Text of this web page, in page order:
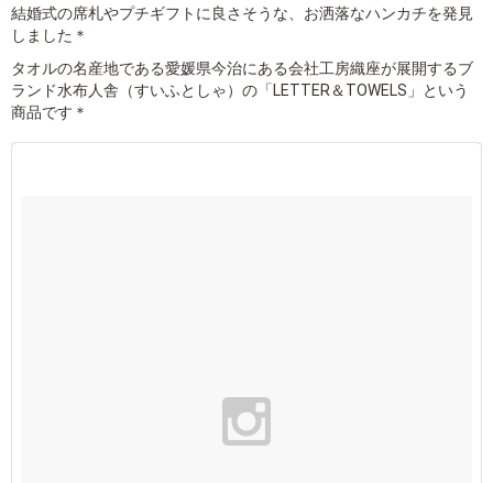
結婚式の席札やプチギフトに良さそうな、お洒落なハンカチを発見
しました＊
タオルの名産地である愛媛県今治にある会社工房織座が展開するブ
ランド水布人舎（すいふとしゃ）の「LETTER＆TOWELS」という
商品です＊